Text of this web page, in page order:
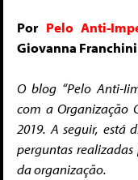
Por Pelo Anti-
Giovanna Franchini
O blog “Pelo Anti-
com a Organização
2019. A seguir, está
perguntas
da organização.